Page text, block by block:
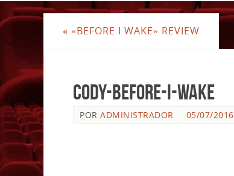
« «BEFORE I WAKE» REVIEW
cody-before-i-wake
POR ADMINISTRADOR 05/07/2016